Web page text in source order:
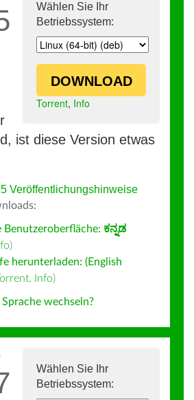
Wählen Sie Ihr
Betriebssystem:
DOWNLOAD
Torrent, Info
ist diese Version etwas
Veröffentlichungshinweise
Benutzeroberfläche: ಕನ್ನಡ
)
herunterladen: (English
, Info)
wechseln?
Wählen Sie Ihr
Betriebssystem: